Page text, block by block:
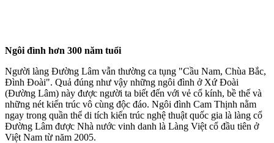
Ngôi đình hơn 300 năm tuổi
Người làng Đường Lâm vẫn thường ca tụng "Cầu Nam, Chùa Bắc,
Đình Đoài". Quả đúng như vậy những ngôi đình ở Xứ Đoài
(Đường Lâm) này được người ta biết đến với vẻ cổ kính, bề thế và
những nét kiến trúc vô cùng độc đáo. Ngôi đình Cam Thịnh nằm
ngay trong quần thể di tích kiến trúc nghệ thuật quốc gia là làng cổ
Đường Lâm được Nhà nước vinh danh là Làng Việt cổ đầu tiên ở
Việt Nam từ năm 2005.